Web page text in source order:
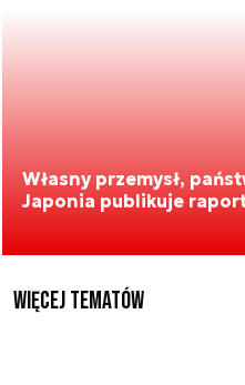
Własny przemysł,
Japonia publikuje
Więcej tematów